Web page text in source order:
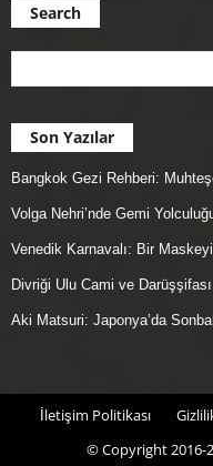
Search
Son Yazılar
Bangkok Gezi Rehberi:
Volga Nehri’nde Gemi
Venedik Karnavalı: Bir
Divriği Ulu Cami ve
Aki Matsuri: Japonya’da
İletişim Politikası
© Copyright 2016-